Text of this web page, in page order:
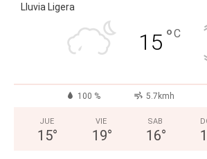
Lluvia Ligera
15 °C
100 % 5.7kmh
JUE
15°
VIE
19°
SAB
16°